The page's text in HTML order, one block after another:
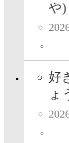
や)
好
ょ